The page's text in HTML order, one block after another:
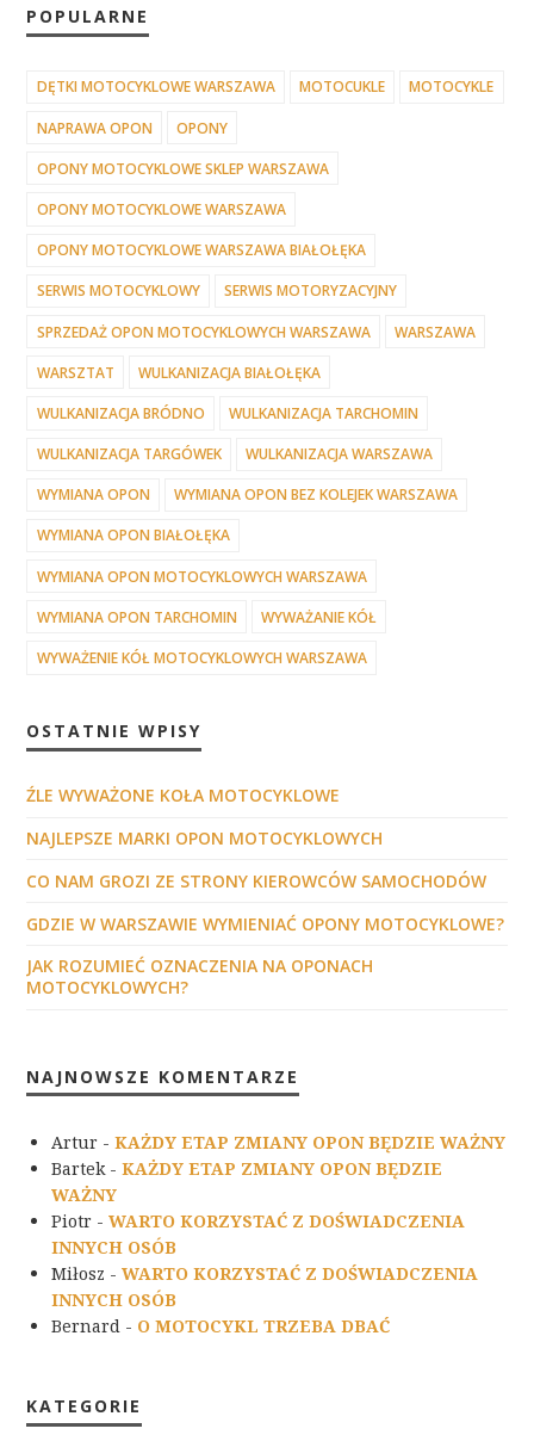
POPULARNE
DĘTKI MOTOCYKLOWE WARSZAWA MOTOCUKLE MOTOCYKLE
NAPRAWA OPON OPONY
OPONY MOTOCYKLOWE SKLEP WARSZAWA
OPONY MOTOCYKLOWE WARSZAWA
OPONY MOTOCYKLOWE WARSZAWA BIAŁOŁĘKA
SERWIS MOTOCYKLOWY SERWIS MOTORYZACYJNY
SPRZEDAŻ OPON MOTOCYKLOWYCH WARSZAWA WARSZAWA
WARSZTAT WULKANIZACJA BIAŁOŁĘKA
WULKANIZACJA BRÓDNO WULKANIZACJA TARCHOMIN
WULKANIZACJA TARGÓWEK WULKANIZACJA WARSZAWA
WYMIANA OPON WYMIANA OPON BEZ KOLEJEK WARSZAWA
WYMIANA OPON BIAŁOŁĘKA
WYMIANA OPON MOTOCYKLOWYCH WARSZAWA
WYMIANA OPON TARCHOMIN WYWAŻANIE KÓŁ
WYWAŻENIE KÓŁ MOTOCYKLOWYCH WARSZAWA
OSTATNIE WPISY
ŹLE WYWAŻONE KOŁA MOTOCYKLOWE
NAJLEPSZE MARKI OPON MOTOCYKLOWYCH
CO NAM GROZI ZE STRONY KIEROWCÓW SAMOCHODÓW
GDZIE W WARSZAWIE WYMIENIAĆ OPONY MOTOCYKLOWE?
JAK ROZUMIEĆ OZNACZENIA NA OPONACH
MOTOCYKLOWYCH?
NAJNOWSZE KOMENTARZE
Artur -KAŻDY ETAP ZMIANY OPON BĘDZIE WAŻNY
Bartek-KAŻDY ETAP ZMIANY OPON BĘDZIE
WAŻNY
Piotr -WARTO KORZYSTAĆ Z DOŚWIADCZENIA
INNYCH OSÓB
Miłosz -WARTO KORZYSTAĆ Z DOŚWIADCZENIA
INNYCH OSÓB
Bernard - O MOTOCYKL TRZEBA DBAĆ
KATEGORIE